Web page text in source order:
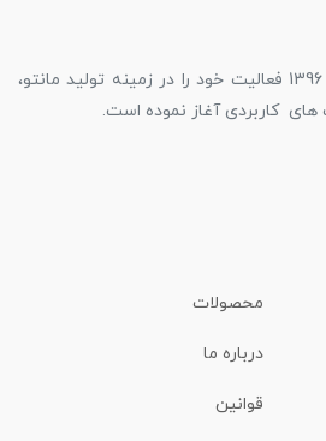
گروه پوشاک جنانی از سال 1396 فعالیت خود را در زمینه تولید مانتو،
کاربردی آغاز نموده است.
محصولات
درباره ما
قوانین